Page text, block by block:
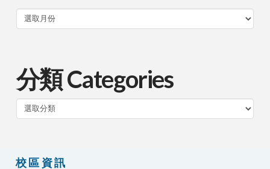
分類 Categories
類
校區資訊